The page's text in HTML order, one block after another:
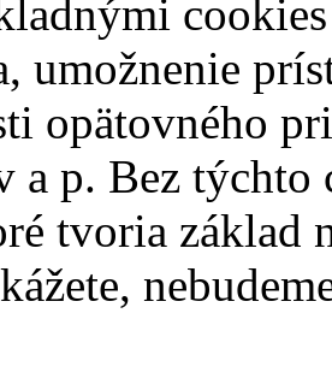
umožnenie
opätovného
a p. Bez týchto
tvoria základ